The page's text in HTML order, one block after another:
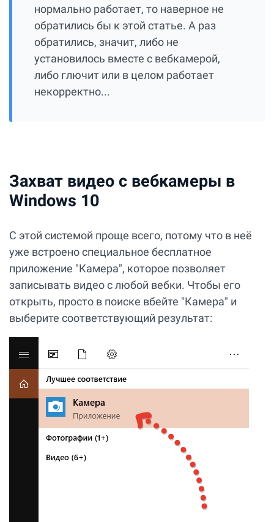
нормально работает, то наверное не
обратились бы к этой статье. А раз
обратились, значит, либо не
установилось вместе с вебкамерой,
либо глючит или в целом работает
некорректно...
Захват видео с вебкамеры в
Windows 10
С этой системой проще всего, потому что в неё
уже встроено специальное бесплатное
приложение "Камера", которое позволяет
записывать видео с любой вебки. Чтобы его
открыть, просто в поиске вбейте "Камера" и
выберите соответствующий результат: